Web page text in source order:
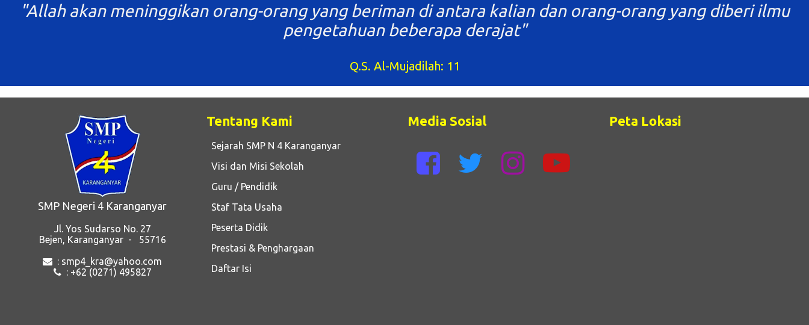
"Allah akan meninggikan orang-orang yang beriman di antara kalian dan orang-orang yang diberi ilmu
pengetahuan beberapa derajat"
Q.S. Al-Mujadilah: 11
SMP Negeri 4 Karanganyar
Jl. Yos Sudarso No. 27
Bejen, Karanganyar - 55716
: smp4_kra@yahoo.com
: +62 (0271) 495827
Tentang Kami
Sejarah SMP N 4 Karanganyar
Visi dan Misi Sekolah
Guru / Pendidik
Staf Tata Usaha
Peserta Didik
Prestasi & Penghargaan
Daftar Isi
Media Sosial Peta Lokasi